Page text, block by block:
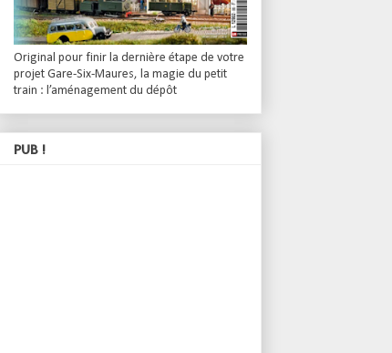
Original pour finir la dernière étape de votre
projet Gare-Six-Maures, la magie du petit
train : l’aménagement du dépôt
PUB !